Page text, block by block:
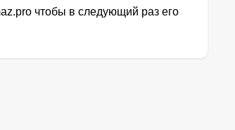
чтобы в следующий раз его